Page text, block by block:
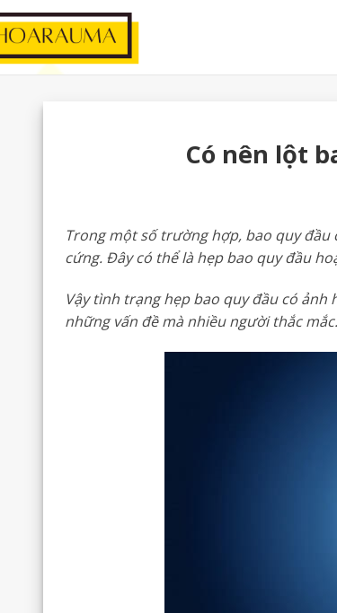
Có nên lột
Trong một số trường hợp, bao quy
cứng. Đây có thể là hẹp bao quy đầu
Vậy tình trạng hẹp bao quy đầu có ảnh
những vấn đề mà nhiều người thắc mắc.